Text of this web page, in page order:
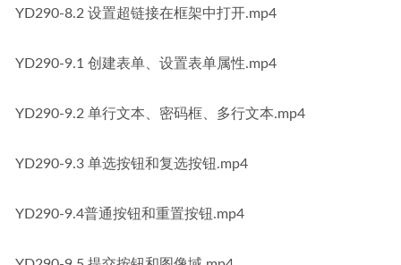
YD290-8.2 设置超链接在框架中打开.mp4
YD290-9.1 创建表单、设置表单属性.mp4
YD290-9.2 单行文本、密码框、多行文本.mp4
YD290-9.3 单选按钮和复选按钮.mp4
YD290-9.4普通按钮和重置按钮.mp4